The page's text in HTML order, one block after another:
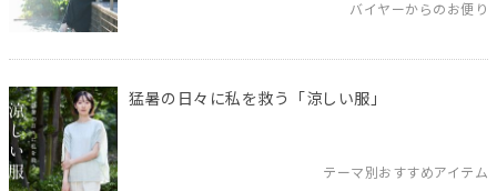
バイヤーからのお便り
猛暑の日々に私を救う「涼しい服」
テーマ別おすすめアイテム